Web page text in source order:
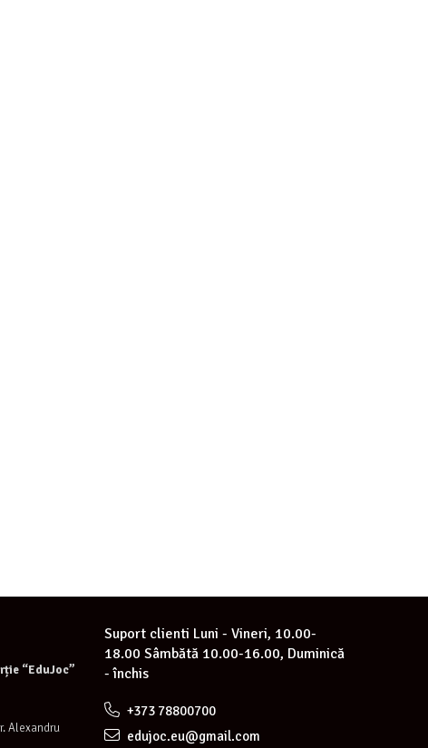
“EduJoc”
Alexandru
Suport clienti Luni - Vineri, 10.00-
18.00 Sâmbătă 10.00-16.00, Duminică
- închis
+373 78800700
edujoc.eu@gmail.com